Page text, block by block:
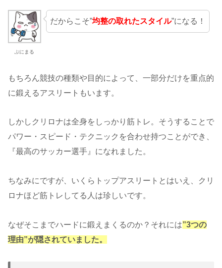
ぷにまる
だからこそ”均整の取れたスタイル”になる！
もちろん競技の種類や目的によって、一部分だけを重点的
に鍛えるアスリートもいます。
しかしクリロナは全身をしっかり筋トレ。そうすることで
パワー・スピード・テクニックを合わせ持つことができ、
『最高のサッカー選手』になれました。
ちなみにですが、いくらトップアスリートとはいえ、クリ
ロナほど筋トレしてる人は珍しいです。
なぜそこまでハードに鍛えまくるのか？それには”3つの
理由”が隠されていました。